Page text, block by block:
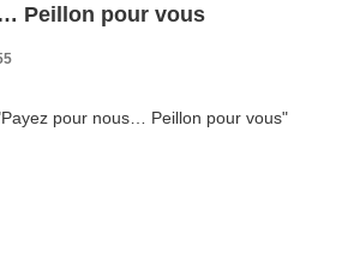
Peillon pour vous